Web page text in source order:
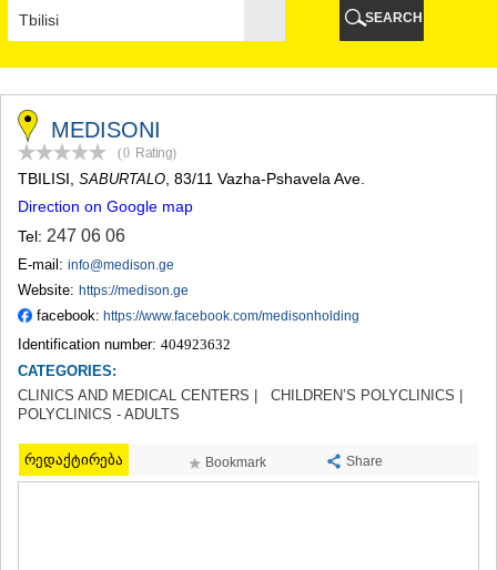
CHAKVI
OZURGETI
CHOKHATAURI
UREKI
IMERETI
BAGHDATI
VANI
ZESTAPONI
TERJOLA
SACHKHERE
TKIBULI
KUTAISI
TSKALTUBO
CHIATURA
KHARAGAULI
KAKHETI
AKHMETA
SEARCH
MEDISONI
(0 Rating)
TBILISI SABURTALO , 83/11 Vazha-Pshavela Ave.
Direction on Google map
Tel: 247 06 06
E-mail: info@medison.ge
Website: https://medison.ge
facebook: https://www.facebook.com/medisonholding
Identification number: 404923632
CATEGORIES:
CLINICS AND MEDICAL CENTERS |
CHILDREN’S POLYCLINICS |
POLYCLINICS - ADULTS
რედაქტირება Bookmark Share